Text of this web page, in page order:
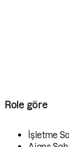
Role göre
İşletme